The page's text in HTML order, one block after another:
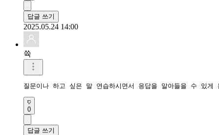
답글 쓰기
2025.05.24 14:00
쓕
질문이나 하고 싶은 말 연습하시면서 응답을 알아들을 수 있
0
답글 쓰기